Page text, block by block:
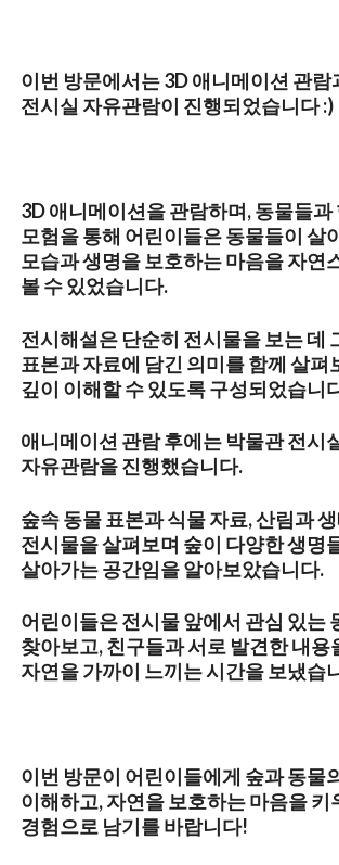
이번 방문에서는 3D 애니메이션 관람
전시실 자유관람이 진행되었습니다 :)
3D 애니메이션을 관람하며, 동물들과
모험을 통해 어린이들은 동물들이 살
모습과 생명을 보호하는 마음을 자연
볼 수 있었습니다.
전시해설은 단순히 전시물을 보는 데
표본과 자료에 담긴 의미를 함께 살펴
깊이 이해할 수 있도록 구성되었습니
애니메이션 관람 후에는 박물관 전시
자유관람을 진행했습니다.
숲속 동물 표본과 식물 자료, 산림과
전시물을 살펴보며 숲이 다양한 생명
살아가는 공간임을 알아보았습니다.
어린이들은 전시물 앞에서 관심 있는
찾아보고, 친구들과 서로 발견한 내용
자연을 가까이 느끼는 시간을 보냈습
이번 방문이 어린이들에게 숲과 동물
이해하고, 자연을 보호하는 마음을 키
경험으로 남기를 바랍니다!